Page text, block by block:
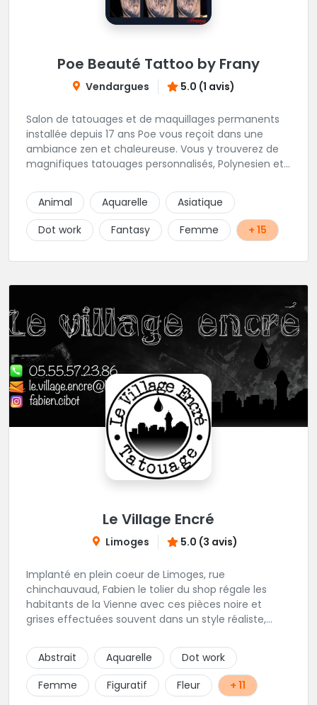
Poe Beauté Tattoo by Frany
Vendargues 5.0 (1 avis)
Salon de tatouages et de maquillages permanents
installée depuis 17 ans Poe vous reçoit dans une
ambiance zen et chaleureuse. Vous y trouverez de
magnifiques tatouages personnalisés, Polynesien et
permanents/artistiques ainsi que des prestations de
Piercings.
Animal Aquarelle
Asiatique
Dot work
Fantasy Femme + 15
Le Village Encré
Limoges 5.0 (3 avis)
Implanté en plein coeur de Limoges, rue
chinchauvaud, Fabien le tolier du shop régale les
habitants de la Vienne avec ces pièces noire et
grises effectuées souvent dans un style réaliste,
pas cet excellent tatoueur. Le studio a été pensé
pour vous mettre à l'aise dés votre entrée, accueil,
décor, sourire et bien sur, une hygiène irréprochable.
Une très belle adresse dans cette belle ville de
Abstrait Aquarelle
Dot work
Femme
Figuratif Fleur + 11